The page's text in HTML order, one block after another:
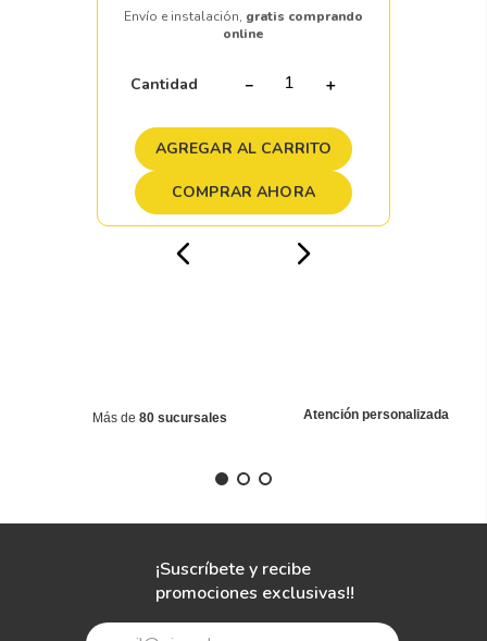
Envío e instalación, gratis comprando
online
Cantidad ＋
－
AGREGAR AL CARRITO
COMPRAR AHORA
Más de 80 sucursales Atención personalizada
¡Suscríbete y recibe
promociones exclusivas!!